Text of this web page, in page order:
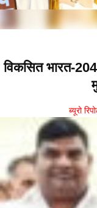
विकसित भारत-
ब्यूरो